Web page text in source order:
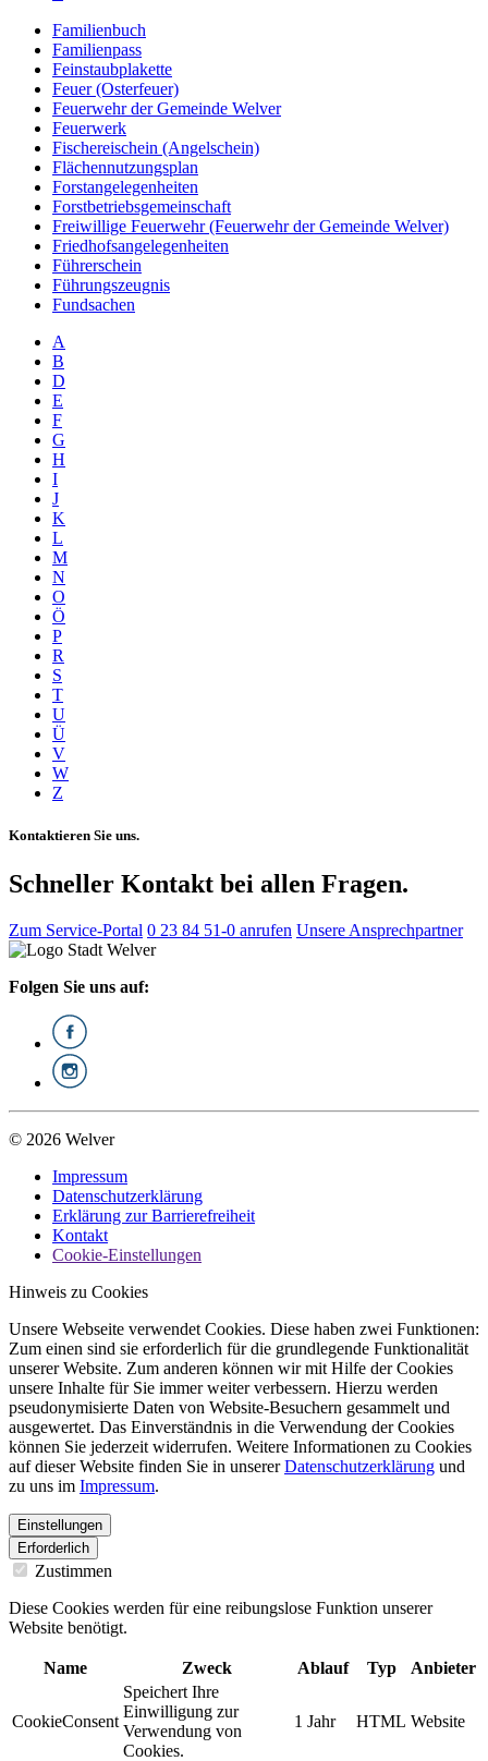
Familienbuch
Familienpass
Feinstaubplakette
Feuer (Osterfeuer)
Feuerwehr der Gemeinde Welver
Feuerwerk
Fischereischein (Angelschein)
Flächennutzungsplan
Forstangelegenheiten
Forstbetriebsgemeinschaft
Freiwillige Feuerwehr (Feuerwehr der Gemeinde Welver)
Friedhofsangelegenheiten
Führerschein
Führungszeugnis
Fundsachen
A
B
D
E
F
G
H
I
J
K
L
M
N
O
Ö
P
R
S
T
U
Ü
V
W
Z
Kontaktieren Sie uns.
Schneller Kontakt bei allen Fragen.
Zum Service-Portal 0 23 84 51-0 anrufen Unsere Ansprechpartner
Folgen Sie uns auf:
© 2026 Welver
Impressum
Datenschutzerklärung
Erklärung zur Barrierefreiheit
Kontakt
Cookie-Einstellungen
Hinweis zu Cookies
Unsere Webseite verwendet Cookies. Diese haben zwei Funktionen:
Zum einen sind sie erforderlich für die grundlegende Funktionalität
unserer Website. Zum anderen können wir mit Hilfe der Cookies
unsere Inhalte für Sie immer weiter verbessern. Hierzu werden
pseudonymisierte Daten von Website-Besuchern gesammelt und
ausgewertet. Das Einverständnis in die Verwendung der Cookies
können Sie jederzeit widerrufen. Weitere Informationen zu Cookies
auf dieser Website finden Sie in unsererDatenschutzerklärung und
zu uns im Impressum.
Einstellungen
Erforderlich
Zustimmen
Diese Cookies werden für eine reibungslose Funktion unserer
Website benötigt.
Name Zweck Ablauf Typ Anbieter
CookieConsent
Speichert Ihre
Einwilligung zur
Verwendung von
Cookies.
1 Jahr HTML Website